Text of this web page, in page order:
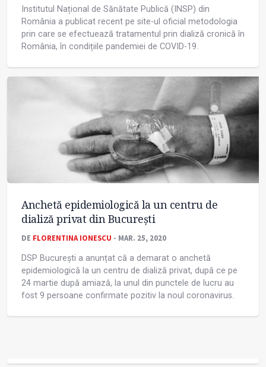
Institutul Național de Sănătate Publică (INSP) din
România a publicat recent pe site-ul oficial metodologia
prin care se efectuează tratamentul prin dializă cronică în
România, în condițiile pandemiei de COVID-19.
Anchetă epidemiologică la un centru de
dializă privat din București
DE FLORENTINA IONESCU - MAR. 25, 2020
DSP București a anunțat că a demarat o anchetă
epidemiologică la un centru de dializă privat, după ce pe
24 martie după amiază, la unul din punctele de lucru au
fost 9 persoane confirmate pozitiv la noul coronavirus.